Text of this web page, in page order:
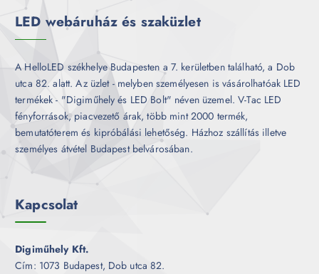
LED webáruház és szaküzlet
A HelloLED székhelye Budapesten a 7. kerületben található, a Dob
utca 82. alatt. Az üzlet - melyben személyesen is vásárolhatóak LED
termékek - "Digiműhely és LED Bolt" néven üzemel. V-Tac LED
fényforrások, piacvezető árak, több mint 2000 termék,
bemutatóterem és kipróbálási lehetőség. Házhoz szállítás illetve
személyes átvétel Budapest belvárosában.
Kapcsolat
Digiműhely Kft.
Cím: 1073 Budapest, Dob utca 82.